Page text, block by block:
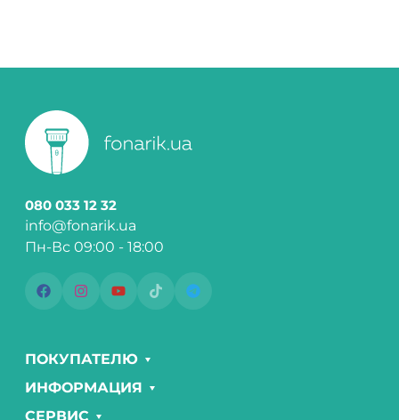
080 033 12 32
info@fonarik.ua
Пн-Вс 09:00 - 18:00
ПОКУПАТЕЛЮ
ИНФОРМАЦИЯ
СЕРВИС